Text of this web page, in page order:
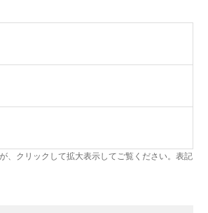
、クリックして拡大表示してご覧ください。表記